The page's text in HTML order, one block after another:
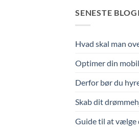
SENESTE
Hvad skal man
Optimer din
Derfor bør du
Skab dit
Guide til at vælge